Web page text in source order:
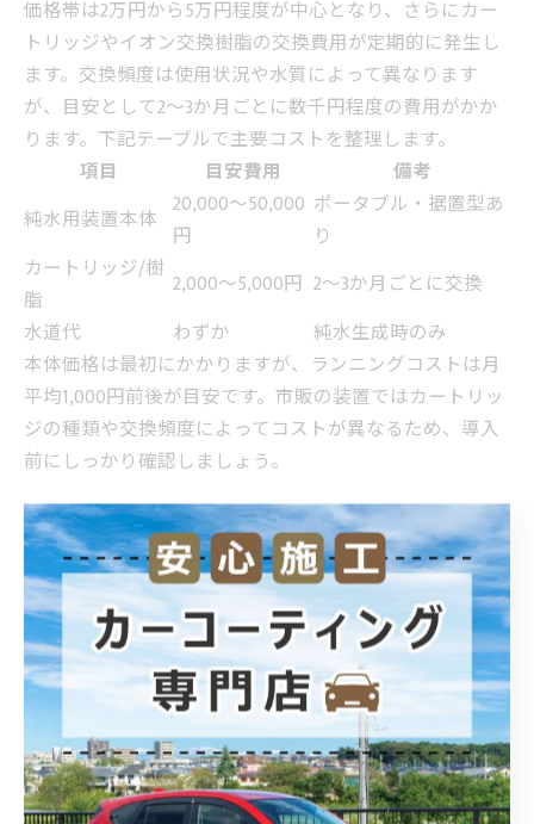
価格帯は2万円から5万円程度が中心となり、さらにカー
トリッジやイオン交換樹脂の交換費用が定期的に発生し
ます。交換頻度は使用状況や水質によって異なります
が、目安として2～3か月ごとに数千円程度の費用がかか
ります。下記テーブルで主要コストを整理します。
項目
目安費用
備考
純水用装置本体 20,000～50,000
円
ポータブル・据置型あ
り
カートリッジ/樹
脂
2,000～5,000円 2～3か月ごとに交換
水道代
わずか
純水生成時のみ
本体価格は最初にかかりますが、ランニングコストは月
平均1,000円前後が目安です。市販の装置ではカートリッ
ジの種類や交換頻度によってコストが異なるため、導入
前にしっかり確認しましょう。
純水装置の純度低下リスクと定期メンテナンスの重要性
純水装置は使い続けるうちに樹脂やフィルターが劣化
し、純水の純度が低下することがあります。純度が下が
ると、本来のメリットである水シミや水垢防止効果が弱
まるため、定期的なメンテナンスが不可欠です。
樹脂・カートリッジの劣化サイン
洗車後の水滴が乾いて白い跡が残る
本体のインジケーター警告
使用水量が明らかに増加
このような兆候が見られた場合は、早めに交換すること